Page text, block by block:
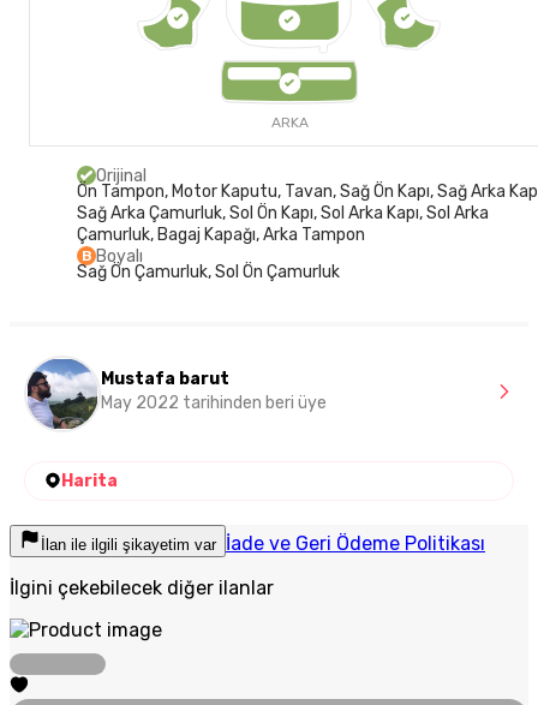
ARKA
Orijinal
Ön Tampon, Motor Kaputu, Tavan, Sağ Ön Kapı, Sağ Arka
Sağ Arka Çamurluk, Sol Ön Kapı, Sol Arka Kapı, Sol Arka
Çamurluk, Bagaj Kapağı, Arka Tampon
B Boyalı
Sağ Ön Çamurluk, Sol Ön Çamurluk
Mustafa barut
May 2022 tarihinden beri üye
Harita
İlan ile ilgili şikayetim var İade ve Geri Ödeme Politikası
İlgini çekebilecek diğer ilanlar